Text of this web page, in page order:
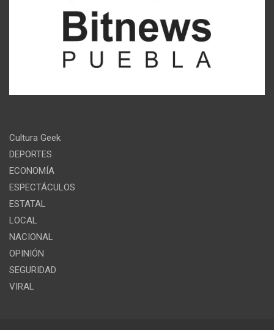
Cultura Geek
DEPORTES
ECONOMÍA
ESPECTÁCULOS
ESTATAL
LOCAL
NACIONAL
OPINIÓN
SEGURIDAD
VIRAL